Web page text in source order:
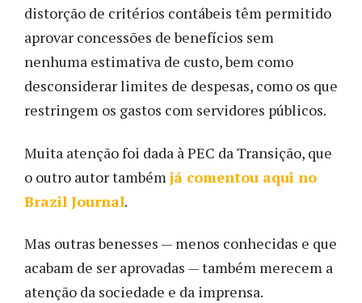
distorção de critérios contábeis têm permitido
aprovar concessões de benefícios sem
nenhuma estimativa de custo, bem como
desconsiderar limites de despesas, como os que
restringem os gastos com servidores públicos.
Muita atenção foi dada à PEC da Transição, que
o outro autor tambémjá comentou aqui no
Brazil Journal.
Mas outras benesses — menos conhecidas e que
acabam de ser aprovadas — também merecem a
atenção da sociedade e da imprensa.